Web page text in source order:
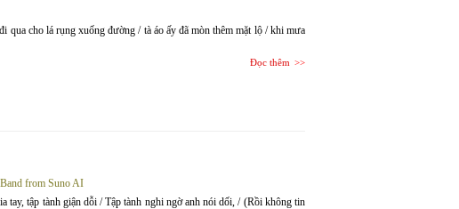
qua cho lá rụng xuống đường / tà áo ấy đã mòn thêm mặt lộ / khi mưa
Đọc thêm
from Suno AI
tay, tập tành giận dỗi / Tập tành nghi ngờ anh nói dối, / (Rồi không tin